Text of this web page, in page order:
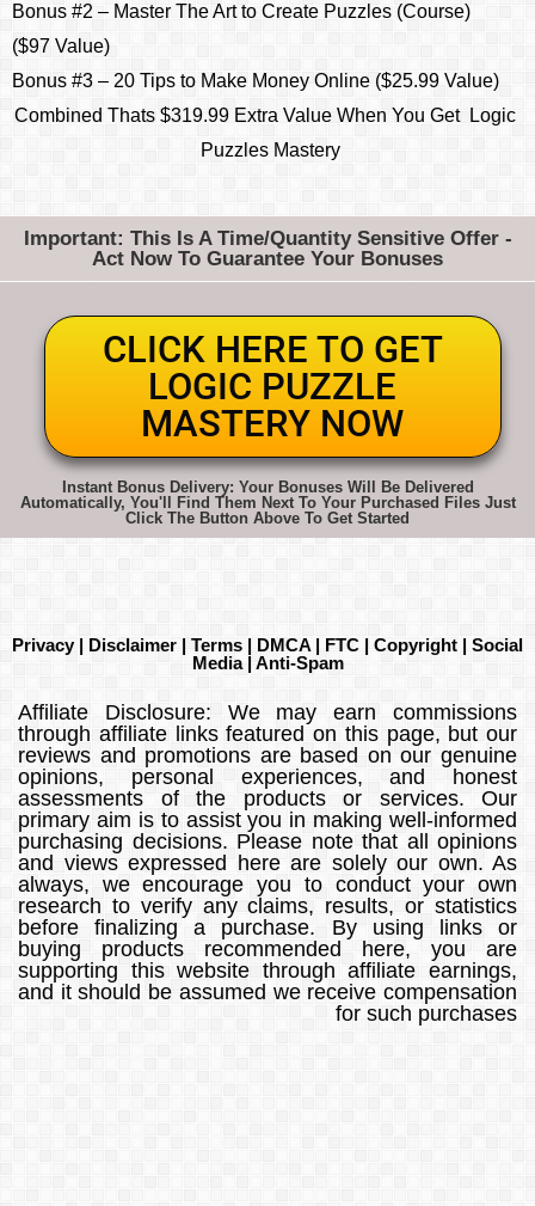
Bonus #2 – Master The Art to Create Puzzles (Course)
($97 Value)
Bonus #3 – 20 Tips to Make Money Online ($25.99 Value)
Combined Thats $319.99 Extra Value When You Get Logic
Puzzles Mastery
Important: This Is A Time/Quantity Sensitive Offer -
Act Now To Guarantee Your Bonuses
CLICK HERE TO GET
LOGIC PUZZLE
MASTERY NOW
Instant Bonus Delivery: Your Bonuses Will Be Delivered
Automatically, You'll Find Them Next To Your Purchased Files Just
Click The Button Above To Get Started
Privacy | Disclaimer | Terms | DMCA | FTC | Copyright | Social
Media | Anti-Spam
Affiliate Disclosure: We may earn commissions
through affiliate links featured on this page, but our
reviews and promotions are based on our genuine
opinions, personal experiences, and honest
assessments of the products or services. Our
primary aim is to assist you in making well-informed
purchasing decisions. Please note that all opinions
and views expressed here are solely our own. As
always, we encourage you to conduct your own
research to verify any claims, results, or statistics
before finalizing a purchase. By using links or
buying products recommended here, you are
supporting this website through affiliate earnings,
and it should be assumed we receive compensation
for such purchases